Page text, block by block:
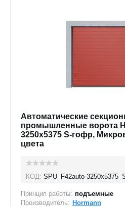
Автоматические
промышленные ворота
3250х5375 S-гофр,
цвета
КОД: SPU_F42auto-
Принцип работы: подъемные
Производитель: Hormann